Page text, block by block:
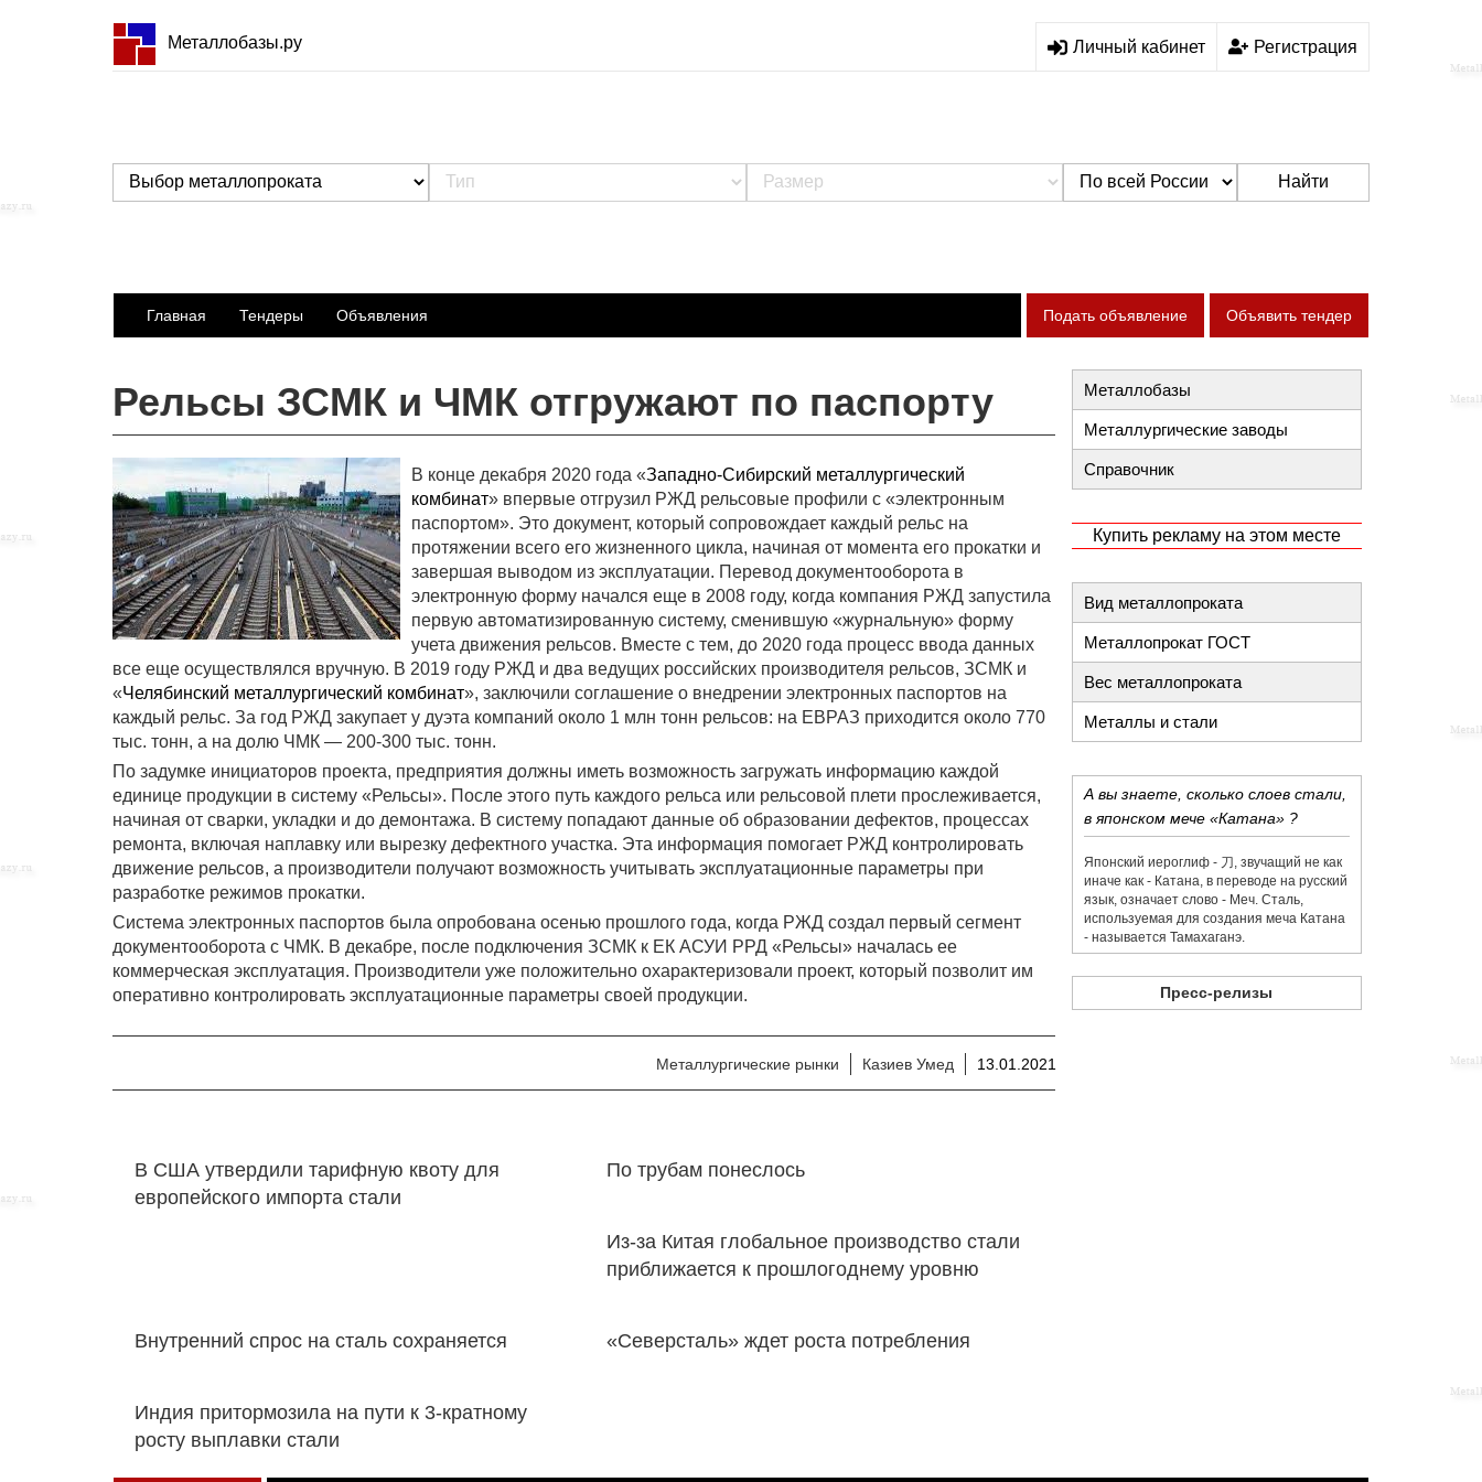
Металлобазы.ру Личный кабинет Регистрация
Найти
Главная Тендеры Объявления Подать объявление Объявить тендер
Рельсы ЗСМК и ЧМК отгружают по паспорту
В конце декабря 2020 года «Западно-Сибирский металлургический
комбинат» впервые отгрузил РЖД рельсовые профили с «электронным
паспортом». Это документ, который сопровождает каждый рельс на
протяжении всего его жизненного цикла, начиная от момента его прокатки и
завершая выводом из эксплуатации. Перевод документооборота в
электронную форму начался еще в 2008 году, когда компания РЖД запустила
первую автоматизированную систему, сменившую «журнальную» форму
учета движения рельсов. Вместе с тем, до 2020 года процесс ввода данных
все еще осуществлялся вручную. В 2019 году РЖД и два ведущих российских производителя рельсов, ЗСМК и
«Челябинский металлургический комбинат», заключили соглашение о внедрении электронных паспортов на
каждый рельс. За год РЖД закупает у дуэта компаний около 1 млн тонн рельсов: на ЕВРАЗ приходится около 770
тыс. тонн, а на долю ЧМК — 200-300 тыс. тонн.
По задумке инициаторов проекта, предприятия должны иметь возможность загружать информацию каждой
единице продукции в систему «Рельсы». После этого путь каждого рельса или рельсовой плети прослеживается,
начиная от сварки, укладки и до демонтажа. В систему попадают данные об образовании дефектов, процессах
ремонта, включая наплавку или вырезку дефектного участка. Эта информация помогает РЖД контролировать
движение рельсов, а производители получают возможность учитывать эксплуатационные параметры при
разработке режимов прокатки.
Система электронных паспортов была опробована осенью прошлого года, когда РЖД создал первый сегмент
документооборота с ЧМК. В декабре, после подключения ЗСМК к ЕК АСУИ РРД «Рельсы» началась ее
коммерческая эксплуатация. Производители уже положительно охарактеризовали проект, который позволит им
оперативно контролировать эксплуатационные параметры своей продукции.
Металлургические рынки Казиев Умед 13.01.2021
В США утвердили тарифную квоту для
европейского импорта стали
По трубам понеслось
Из-за Китая глобальное производство стали
приближается к прошлогоднему уровню
Внутренний спрос на сталь сохраняется «Северсталь» ждет роста потребления
Индия притормозила на пути к 3-кратному
росту выплавки стали
Металлобазы
Металлургические заводы
Справочник
Купить рекламу на этом месте
Вид металлопроката
Металлопрокат ГОСТ
Вес металлопроката
Металлы и стали
А вы знаете, сколько слоев стали,
в японском мече «Катана» ?
Японский иероглиф - 刀,​ звучащий не как
иначе как - Катана, в переводе на русский
язык, означает слово - Меч. Сталь,
используемая для создания меча Катана
- называется Тамахаганэ.
Пресс-релизы